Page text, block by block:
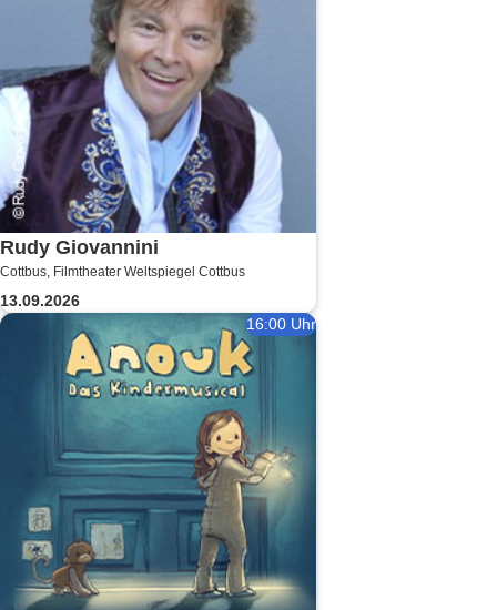
Rudy Giovannini
Cottbus, Filmtheater Weltspiegel Cottbus
13.09.2026
16:00 Uhr